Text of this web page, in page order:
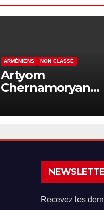
ARMÉNIENS NON CLASSÉ
Artyom
Chernamoryan
de hooliganisme
Arméniens en
Recevez les